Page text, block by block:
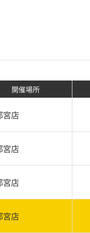
開催場所
宮店
宮店
宮店
宮店